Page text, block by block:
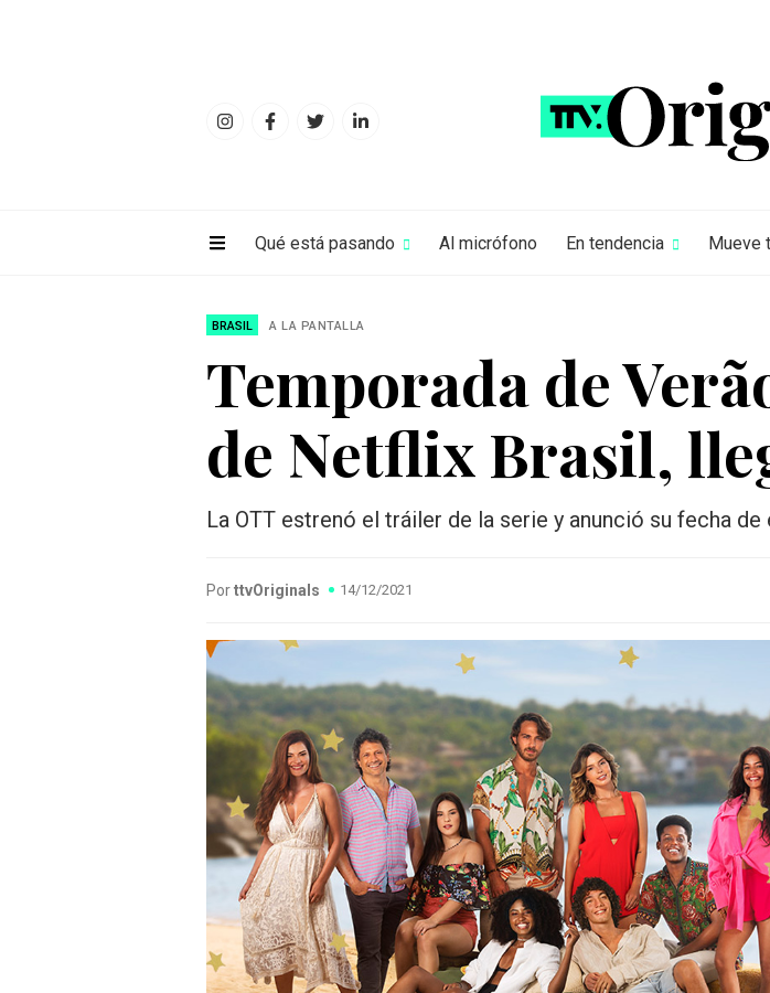
Qué está pasando Al micrófono En tendencia Mueve
BRASIL A LA PANTALLA
Temporada de
de Netflix Brasil,
La OTT estrenó el tráiler de la serie y anunció su fecha de
PorttvOriginals 14/12/2021